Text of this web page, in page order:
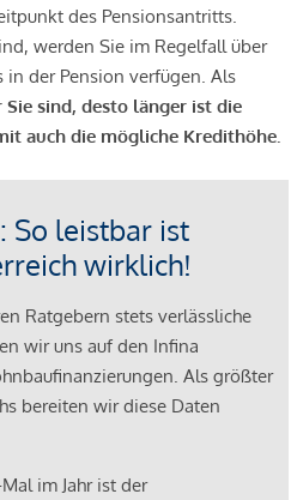
des Pensionsantritts.
werden Sie im Regelfall über
in der Pension verfügen. Als
Sie sind, desto länger ist die
auch die mögliche Kredithöhe.
So leistbar ist
wirklich!
Ratgebern stets verlässliche
wir uns auf den Infina
Als größter
bereiten wir diese Daten
im Jahr ist der